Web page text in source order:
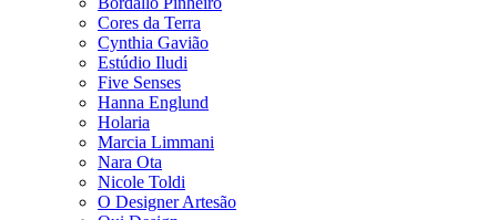
Cores da Terra
Cynthia Gavião
Estúdio Iludi
Five Senses
Hanna Englund
Holaria
Marcia Limmani
Nara Ota
Nicole Toldi
O Designer Artesão